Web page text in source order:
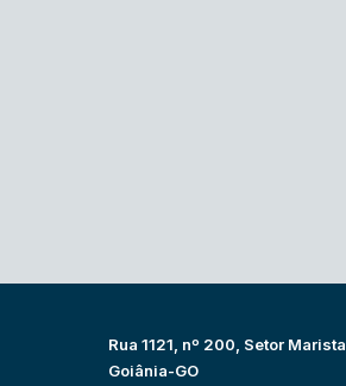
Rua 1121, nº 200, Setor Marista
Goiânia-GO